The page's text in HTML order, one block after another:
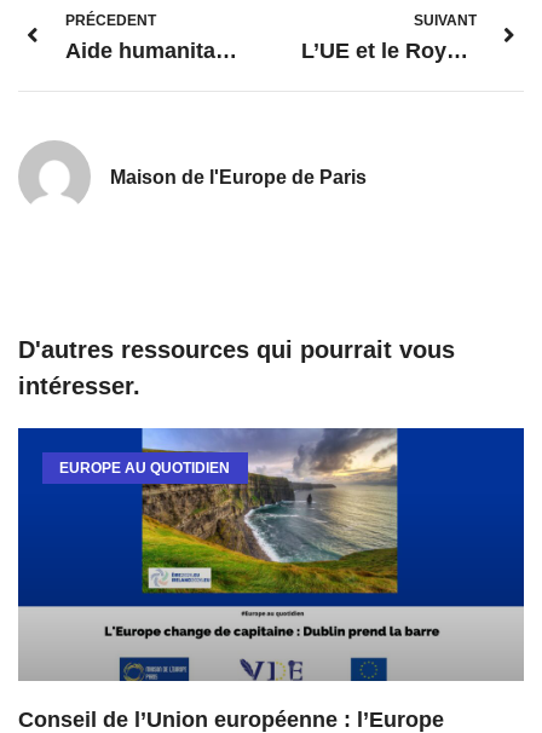
PRÉCEDENT
Aide humanitaire EU : Mobilisation de 25,4 millions pour l’Ukraine
SUIVANT
L’UE et le Royaume-Uni parviennent à un accord de principe sur les possibilités de pêche pour le reste de l’année 2021
Maison de l'Europe de Paris
D'autres ressources qui pourrait vous
intéresser.
EUROPE AU QUOTIDIEN
Conseil de l’Union européenne : l’Europe